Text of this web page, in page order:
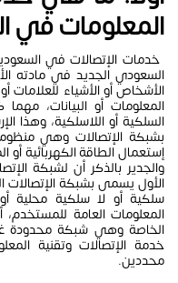
المعلومات في
خدمات الإتصالات في
السعودي الجديد في مادته
الأشخاص أو الأشياء للعلامات
المعلومات أو البيانات،
السلكية أو اللاسلكية، وهذا
بشبكة الإتصالات وهي
إستعمال الطاقة الكهربائية أو
والجدير بالذكر أن لشبكة
الأول يسمى بشبكة الإتصالات
سلكية أو لا سلكية محلية
المعلومات العامة
الخاصة وهي شبكة محدودة
خدمة الإتصالات وتقنية
محددين.